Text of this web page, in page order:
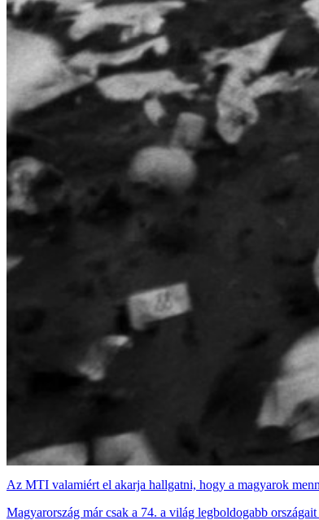
Az MTI valamiért el akarja hallgatni, hogy a magyarok
Magyarország már csak a 74. a világ legboldogabb